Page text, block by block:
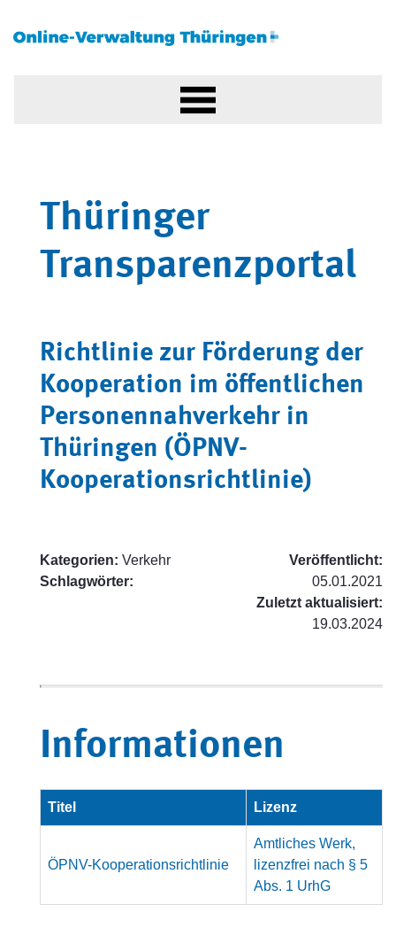
Thüringer
Transparenzportal
Richtlinie zur Förderung der
Kooperation im öffentlichen
Personennahverkehr in
Thüringen (ÖPNV-
Kooperationsrichtlinie)
Kategorien: Verkehr
Schlagwörter:
Veröffentlicht:
05.01.2021
Zuletzt aktualisiert:
19.03.2024
Informationen
Titel Lizenz
ÖPNV-Kooperationsrichtlinie
Amtliches Werk,
lizenzfrei nach § 5
Abs. 1 UrhG